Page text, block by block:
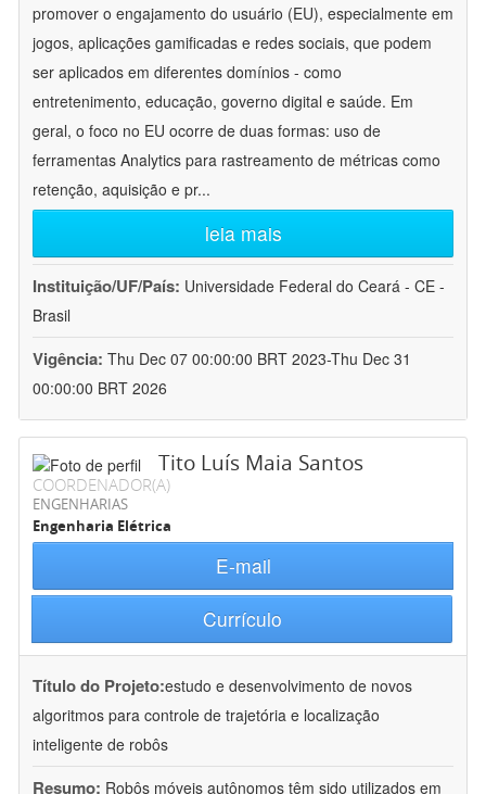
promover o engajamento do usuário (EU), especialmente em
jogos, aplicações gamificadas e redes sociais, que podem
ser aplicados em diferentes domínios - como
entretenimento, educação, governo digital e saúde. Em
geral, o foco no EU ocorre de duas formas: uso de
ferramentas Analytics para rastreamento de métricas como
retenção, aquisição e pr...
leia mais
Instituição/UF/País: Universidade Federal do Ceará - CE -
Brasil
Vigência: Thu Dec 07 00:00:00 BRT 2023-Thu Dec 31
00:00:00 BRT 2026
Tito Luís Maia Santos
COORDENADOR(A)
ENGENHARIAS
Engenharia Elétrica
E-mail
Currículo
Título do Projeto:estudo e desenvolvimento de novos
algoritmos para controle de trajetória e localização
inteligente de robôs
Resumo: Robôs móveis autônomos têm sido utilizados em